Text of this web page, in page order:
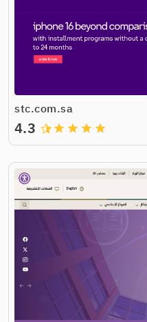
stc.com.sa
grade
grade
grade
grade
4.3